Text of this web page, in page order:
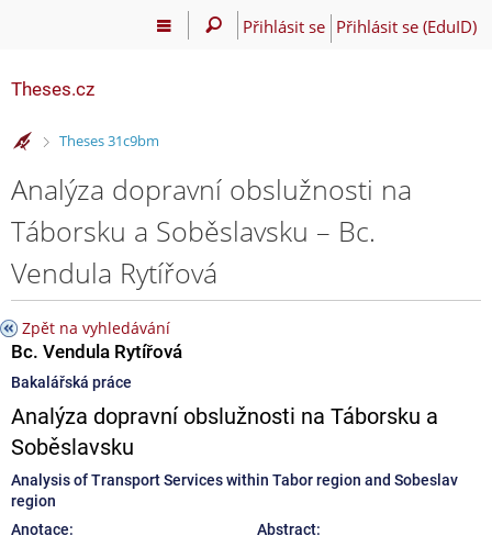
Přihlásit se Přihlásit se (EduID)
Theses.cz
>
Theses 31c9bm
Analýza dopravní obslužnosti na
Táborsku a Soběslavsku – Bc.
Vendula Rytířová
Zpět na vyhledávání
Bc. Vendula Rytířová
Bakalářská práce
Analýza dopravní obslužnosti na Táborsku a
Soběslavsku
Analysis of Transport Services within Tabor region and Sobeslav
region
Anotace:
Abstract: